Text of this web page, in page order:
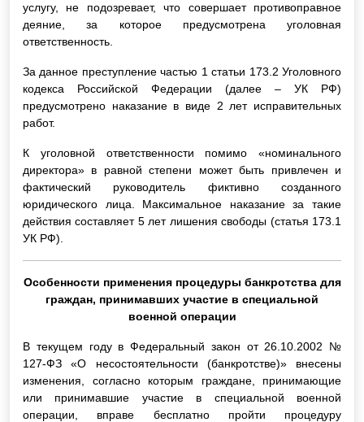
услугу, не подозревает, что совершает противоправное
деяние, за которое предусмотрена уголовная
ответственность.
За данное преступление частью 1 статьи 173.2 Уголовного
кодекса Российской Федерации (далее – УК РФ)
предусмотрено наказание в виде 2 лет исправительных
работ.
К уголовной ответственности помимо «номинального
директора» в равной степени может быть привлечен и
фактический руководитель фиктивно созданного
юридического лица. Максимальное наказание за такие
действия составляет 5 лет лишения свободы (статья 173.1
УК РФ).
Особенности применения процедуры банкротства для
граждан, принимавших участие в специальной
военной операции
В текущем году в Федеральный закон от 26.10.2002 №
127-ФЗ «О несостоятельности (банкротстве)» внесены
изменения, согласно которым граждане, принимающие
или принимавшие участие в специальной военной
операции, вправе бесплатно пройти процедуру